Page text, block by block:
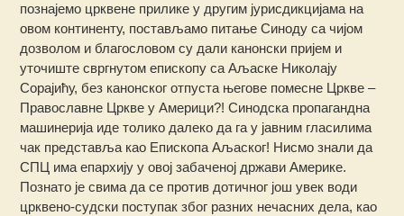
познајемо црквене прилике у другим јурисдикцијама на
овом континенту, постављамо питање Синоду са чијом
дозволом и благословом су дали канонски пријем и
уточиште свргнутом епископу са Аљаске Николају
Сорајићу, без канонског отпуста његове помесне Цркве –
Православне Цркве у Америци?! Синодска пропагандна
машинерија иде толико далеко да га у јавним гласилима
чак представља као Епископа Аљаског! Нисмо знали да
СПЦ има епархију у овој забаченој држави Америке.
Познато је свима да се против дотичног још увек води
црквено-судски поступак због разних нечасних дела, као